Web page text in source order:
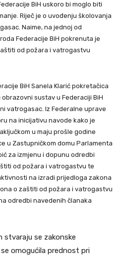
BiH uskoro bi moglo biti
Riječ je o uvođenju školovanja
Naime, na jednoj od
Federacije BiH pokrenuta je
od požara i vatrogastvu
BiH Sanela Klarić pokretačica
sustav u Federaciji BiH
vatrogasac. Iz Federalne uprave
na inicijativu navode kako je
u maju prošle godine
u Zastupničkom domu Parlamenta
za izmjenu i dopunu odredbi
od požara i vatrogastvu te
na izradi prijedloga zakona
o zaštiti od požara i vatrogastvu
odredbi navedenih članaka
stvaraju se zakonske
omogućila prednost pri